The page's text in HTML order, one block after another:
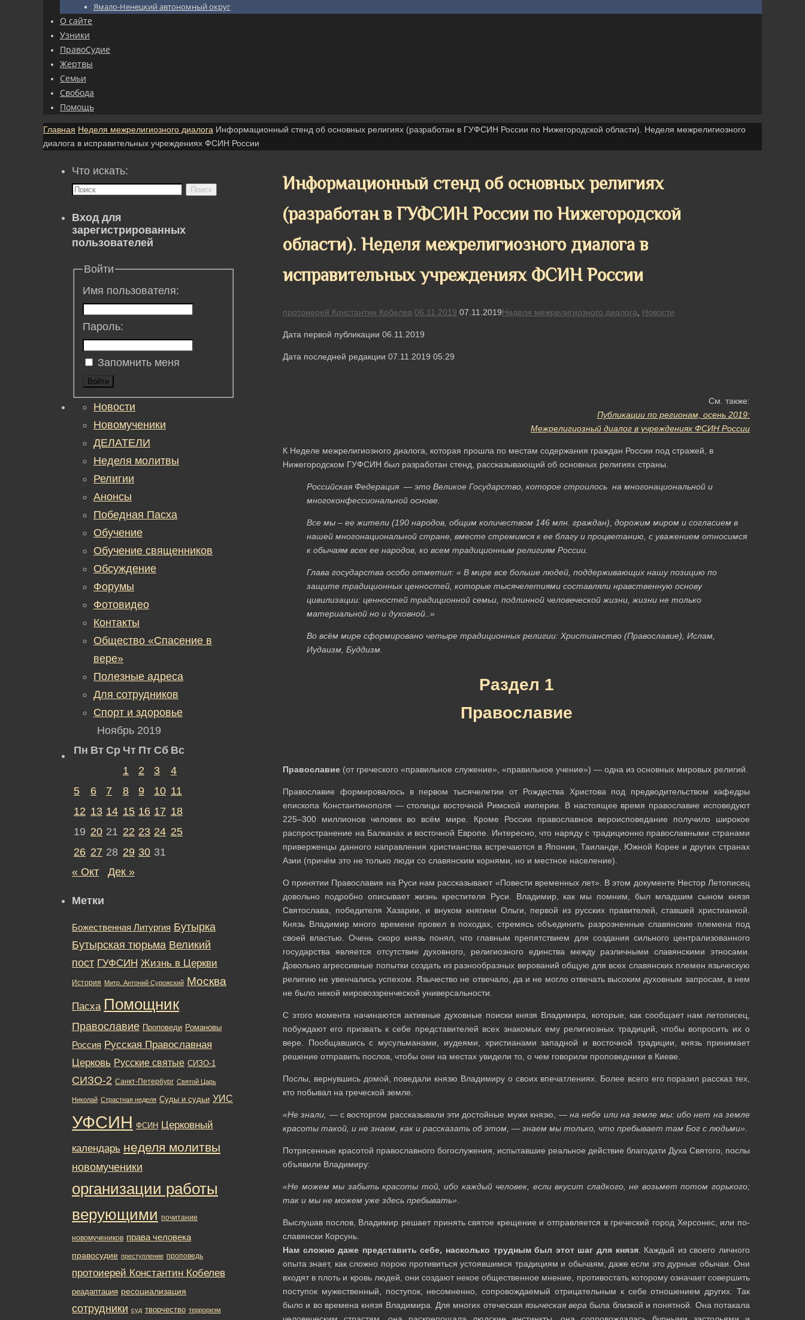
Ямало-Ненецкий автономный округ
О сайте
Узники
ПравоСудие
Жертвы
Семьи
Свобода
Помощь
Главная Неделя межрелигиозного диалога Информационный стенд об основных религиях (разработан в ГУФСИН России по Нижегородской области). Неделя межрелигиозного
диалога в исправительных учреждениях ФСИН России
Информационный стенд об основных религиях
(разработан в ГУФСИН России по Нижегородской
области). Неделя межрелигиозного диалога в
исправительных учреждениях ФСИН России
протоиерей Константин Кобелев 06.11.2019 07.11.2019Неделя межрелигиозного диалога Новости
Дата первой публикации 06.11.2019
Дата последней редакции 07.11.2019 05:29
См. также:
Публикации по регионам, осень 2019:
Межрелигиозный диалог в учреждениях ФСИН России
К Неделе межрелигиозного диалога, которая прошла по местам содержания граждан России под стражей, в
Нижегородском ГУФСИН был разработан стенд, рассказывающий об основных религиях страны.
Российская Федерация — это Великое Государство, которое строилось на многонациональной и
многоконфессиональной основе.
Все мы – ее жители (190 народов, общим количеством 146 млн. граждан), дорожим миром и согласием в
нашей многонациональной стране, вместе стремимся к ее благу и процветанию, с уважением относимся
к обычаям всех ее народов, ко всем традиционным религиям России.
Глава государства особо отметил: « В мире все больше людей, поддерживающих нашу позицию по
защите традиционных ценностей, которые тысячелетиями составляли нравственную основу
цивилизации: ценностей традиционной семьи, подлинной человеческой жизни, жизни не только
материальной но и духовной..»
Во всём мире сформировано четыре традиционных религии: Христианство (Православие), Ислам,
Иудаизм, Буддизм.
Раздел 1
Православие
Православие (от греческого «правильное служение», «правильное учение») — одна из основных мировых религий.
Православие формировалось в первом тысячелетии от Рождества Христова под предводительством кафедры
епископа Константинополя — столицы восточной Римской империи. В настоящее время православие исповедуют
225–300 миллионов человек во всём мире. Кроме России православное вероисповедание получило широкое
распространение на Балканах и восточной Европе. Интересно, что наряду с традиционно православными странами
приверженцы данного направления христианства встречаются в Японии, Таиланде, Южной Корее и других странах
Азии (причём это не только люди со славянским корнями, но и местное население).
О принятии Православия на Руси нам рассказывают «Повести временных лет». В этом документе Нестор Летописец
довольно подробно описывает жизнь крестителя Руси. Владимир, как мы помним, был младшим сыном князя
Святослава, победителя Хазарии, и внуком княгини Ольги, первой из русских правителей, ставшей христианкой.
Князь Владимир много времени провел в походах, стремясь объединить разрозненные славянские племена под
своей властью. Очень скоро князь понял, что главным препятствием для создания сильного централизованного
государства является отсутствие духовного, религиозного единства между различными славянскими этносами.
Довольно агрессивные попытки создать из разнообразных верований общую для всех славянских племен языческую
религию не увенчались успехом. Язычество не отвечало, да и не могло отвечать высоким духовным запросам, в нем
не было некой мировоззренческой универсальности.
С этого момента начинаются активные духовные поиски князя Владимира, которые, как сообщает нам летописец,
побуждают его призвать к себе представителей всех знакомых ему религиозных традиций, чтобы вопросить их о
вере. Пообщавшись с мусульманами, иудеями, христианами западной и восточной традиции, князь принимает
решение отправить послов, чтобы они на местах увидели то, о чем говорили проповедники в Киеве.
Послы, вернувшись домой, поведали князю Владимиру о своих впечатлениях. Более всего его поразил рассказ тех,
кто побывал на греческой земле.
«Не знали, —с восторгом рассказывали эти достойные мужи князю, — на небе или на земле мы: ибо нет на земле
красоты такой, и не знаем, как и рассказать об этом, — знаем мы только, что пребывает там Бог с людьми».
Потрясенные красотой православного богослужения, испытавшие реальное действие благодати Духа Святого, послы
объявили Владимиру:
«Не можем мы забыть красоты той, ибо каждый человек, если вкусит сладкого, не возьмет потом горького;
так и мы не можем уже здесь пребывать».
Выслушав послов, Владимир решает принять святое крещение и отправляется в греческий город Херсонес, или по-
славянски Корсунь.
Нам сложно даже представить себе, насколько трудным был этот шаг для князя. Каждый из своего личного
опыта знает, как сложно порою противиться устоявшимся традициям и обычаям, даже если это дурные обычаи. Они
входят в плоть и кровь людей, они создают некое общественное мнение, противостать которому означает совершить
поступок мужественный, поступок, несомненно, сопровождаемый отрицательным к себе отношением других. Так
было и во времена князя Владимира. Для многих отеческая языческая верабыла близкой и понятной. Она потакала
Что искать:
Поиск
Вход для
зарегистрированных
пользователей
Войти
Имя пользователя:
Пароль:
Запомнить меня
Войти
Новости
Новомученики
ДЕЛАТЕЛИ
Неделя молитвы
Религии
Анонсы
Победная Пасха
Обучение
Обучение священников
Обсуждение
Форумы
Фотовидео
Контакты
Общество «Спасение в
вере»
Полезные адреса
Для сотрудников
Спорт и здоровье
Ноябрь 2019
Пн Вт Ср Чт Пт Сб Вс
1
2 3
4
5
6 7 8 9 10 11
12 13 14 15 16 17 18
19 20 21 22 23 24 25
26 27 28 29 30 31
« Окт
Дек »
Метки
Божественная Литургия Бутырка
Бутырская тюрьма Великий
пост ГУФСИН Жизнь в Церкви
История Митр. Антоний Сурожский Москва
Пасха Помощник
Православие Проповеди Романовы
Россия Русская Православная
Церковь Русские святые СИЗО-1
СИЗО-2 Санкт-Петербург Святой Царь
Николай Страстная неделя Суды и судьи УИС
УФСИН ФСИН Церковный
календарь неделя молитвы
новомученики
организации работы
верующими почитание
новомучеников права человека
правосудие преступление проповедь
протоиерей Константин Кобелев
реадаптация ресоциализация
сотрудники суд творчество терроризм